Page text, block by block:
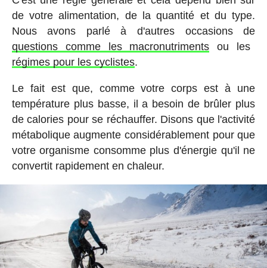
de votre alimentation, de la quantité et du type.
Nous avons parlé à d'autres occasions de
questions comme les macronutriments ou les
régimes pour les cyclistes.
Le fait est que, comme votre corps est à une
température plus basse, il a besoin de brûler plus
de calories pour se réchauffer. Disons que l'activité
métabolique augmente considérablement pour que
votre organisme consomme plus d'énergie qu'il ne
convertit rapidement en chaleur.